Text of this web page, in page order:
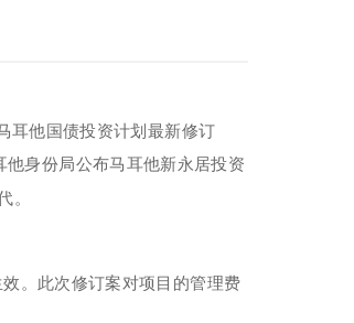
耳他国债投资计划最新修订
身份局公布马耳他新永居投资
。
。此次修订案对项目的管理费